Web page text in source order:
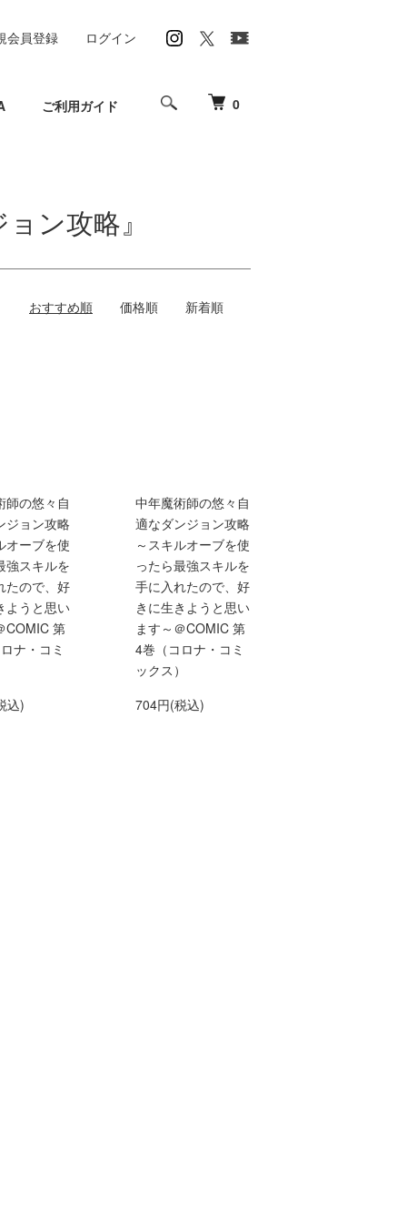
0
ご利用ガイド
会員登録 ログイン
ン攻略』
おすすめ順 価格順 新着順
師の悠々自
ジョン攻略
オーブを使
強スキルを
たので、好
ようと思い
COMIC 第
ナ・コミ
込)
中年魔術師の悠々自
適なダンジョン攻略
～スキルオーブを使
ったら最強スキルを
手に入れたので、好
きに生きようと思い
ます～＠COMIC 第
4巻（コロナ・コミ
ックス）
704円(税込)